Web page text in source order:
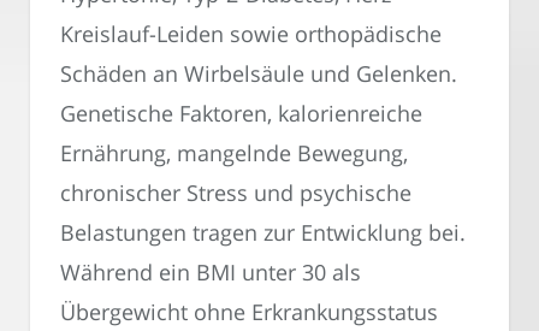
Kreislauf-Leiden sowie orthopädische
Schäden an Wirbelsäule und Gelenken.
Genetische Faktoren, kalorienreiche
Ernährung, mangelnde Bewegung,
chronischer Stress und psychische
Belastungen tragen zur Entwicklung bei.
Während ein BMI unter 30 als
Übergewicht ohne Erkrankungsstatus